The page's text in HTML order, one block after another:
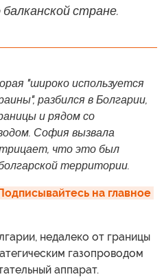
стране.
"широко используется
разбился в Болгарии,
и рядом со
София вызвала
что это был
территории.
на главное
недалеко от границы
газопроводом
аппарат.